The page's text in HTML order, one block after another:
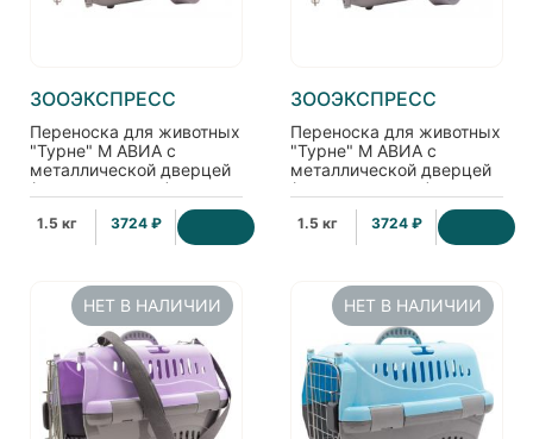
ЗООЭКСПРЕСС
Переноска для животных
"Турне" M АВИА с
металлической дверцей
(коврик+ремень),
48*32*32см, голубая
1.5 кг 3724 ₽
ЗООЭКСПРЕСС
Переноска для животных
"Турне" M АВИА с
металлической дверцей
(коврик+ремень),
48*32*32см, зелёная
1.5 кг 3724 ₽
НЕТ В НАЛИЧИИ НЕТ В НАЛИЧИИ